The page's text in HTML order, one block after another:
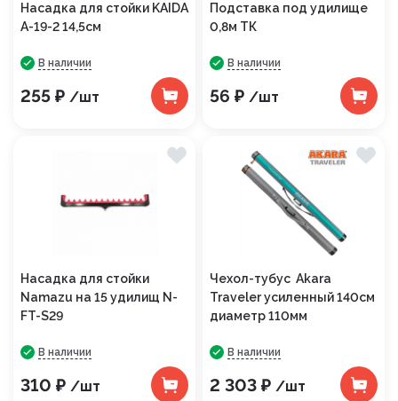
Насадка для стойки KAIDA
A-19-2 14,5см
В наличии
255 ₽ /шт
Подставка под удилище
0,8м ТК
В наличии
56 ₽ /шт
Насадка для стойки
Namazu на 15 удилищ N-
FT-S29
В наличии
310 ₽ /шт
Чехол-тубус Akara
Traveler усиленный 140см
диаметр 110мм
В наличии
2 303 ₽ /шт